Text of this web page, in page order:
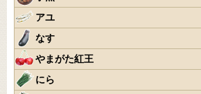
アユ
なす
やまがた紅王
にら